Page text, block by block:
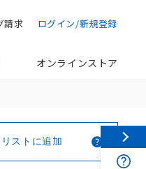
ログイン/新規登録
請求
オンラインストア
ストに追加